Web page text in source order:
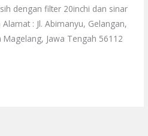
dengan filter 20inchi dan sinar
: Jl. Abimanyu, Gelangan,
Jawa Tengah 56112